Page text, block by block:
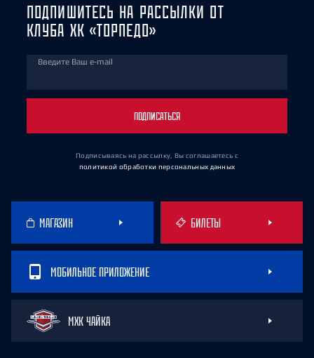
ПОДПИШИТЕСЬ НА РАССЫЛКИ ОТ
КЛУБА ХК «ТОРПЕДО»
Введите Ваш e-mail
ПОДПИСАТЬСЯ
Подписываясь на рассылку, Вы соглашаетесь с
политикой обработки персональных данных
МАГАЗИН БИЛЕТЫ
МОБИЛЬНОЕ ПРИЛОЖЕНИЕ
МХК ЧАЙКА